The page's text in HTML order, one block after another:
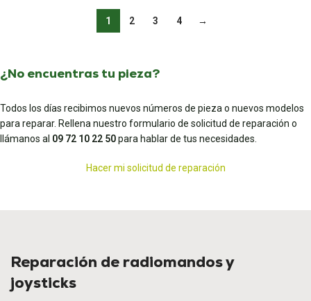
1 2 3 4 →
¿No encuentras tu pieza?
Todos los días recibimos nuevos números de pieza o nuevos modelos
para reparar. Rellena nuestro formulario de solicitud de reparación o
llámanos al 09 72 10 22 50para hablar de tus necesidades.
Hacer mi solicitud de reparación
Reparación de radiomandos y
joysticks